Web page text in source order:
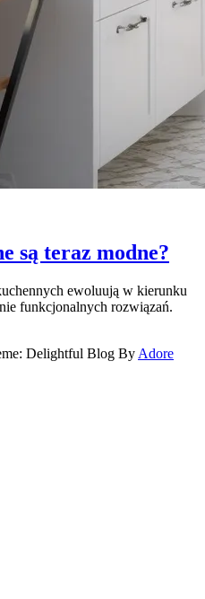
są teraz modne?
ewoluują w kierunku
funkcjonalnych rozwiązań.
Delightful Blog By Adore